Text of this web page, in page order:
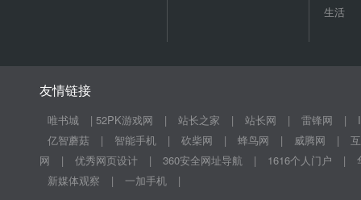
生活
友情链接
唯书城 | 52PK游戏网 | 站长之家 | 站长网 | 雷锋网 |
亿智蘑菇
| 智能手机 | 砍柴网 | 蜂鸟网 | 威腾网 |
网
| 优秀网页设计 | 360安全网址导航 | 1616个人门户 |
新媒体观察
| 一加手机 |